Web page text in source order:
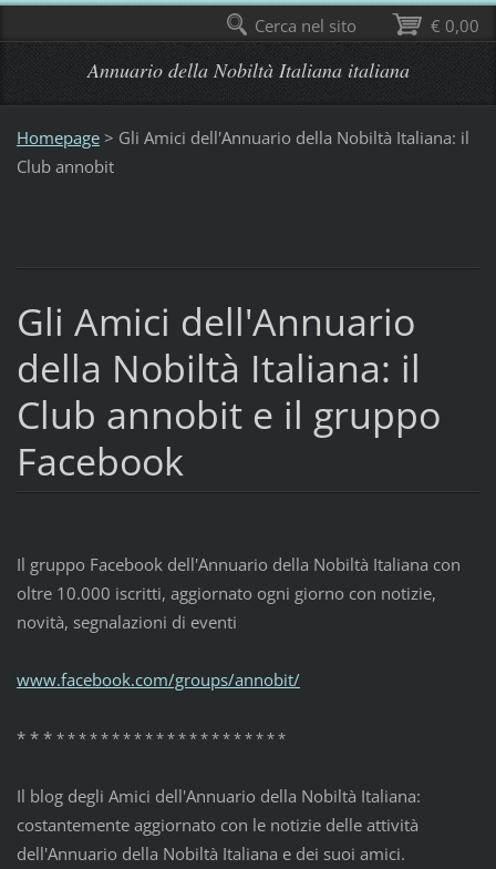
Annuario della Nobiltà Italiana italiana
Homepage > Gli Amici dell'Annuario della Nobiltà Italiana: il
Club annobit
Gli Amici dell'Annuario
della Nobiltà Italiana: il
Club annobit e il gruppo
Facebook
Il gruppo Facebook dell'Annuario della Nobiltà Italiana con
oltre 10.000 iscritti, aggiornato ogni giorno con notizie,
novità, segnalazioni di eventi
www.facebook.com/groups/annobit/
* * * * * ** * ** * ** * ** * ** * ** * *
Il blog degli Amici dell'Annuario della Nobiltà Italiana:
costantemente aggiornato con le notizie delle attività
dell'Annuario della Nobiltà Italiana e dei suoi amici.
€ 0,00
Cerca nel sito